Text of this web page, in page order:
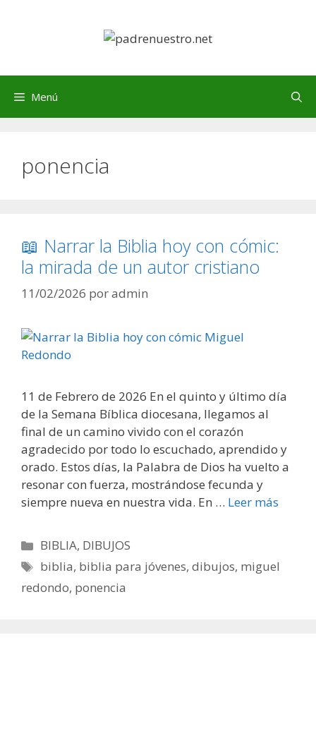
Menú
ponencia
📖 Narrar la Biblia hoy con cómic:
la mirada de un autor cristiano
11/02/2026 poradmin
11 de Febrero de 2026 En el quinto y último día
de la Semana Bíblica diocesana, llegamos al
final de un camino vivido con el corazón
agradecido por todo lo escuchado, aprendido y
orado. Estos días, la Palabra de Dios ha vuelto a
resonar con fuerza, mostrándose fecunda y
siempre nueva en nuestra vida. En … Leer más
Categorías
BIBLIA, DIBUJOS
Etiquetas
biblia, biblia para jóvenes,dibujos, miguel
redondo, ponencia